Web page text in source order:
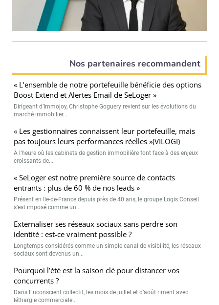
Nos partenaires recommandent
« L’ensemble de notre portefeuille bénéficie des options
Boost Extend et Alertes Email de SeLoger »
Dirigeant d’Immojoy, Christophe Goguery revient sur les évolutions du
marché immobilier...
« Les gestionnaires connaissent leur portefeuille, mais
pas toujours leurs performances réelles »(VILOGI)
A l’heure où les cabinets de gestion immobilière font face à des enjeux
croissants de...
« SeLoger est notre première source de contacts
entrants : plus de 60 % de nos leads »
Présent en Ile-de-France depuis près de 40 ans, le groupe Logis Conseil
s’est imposé comme un...
Externaliser ses réseaux sociaux sans perdre son
identité : est-ce vraiment possible ?
Longtemps considérés comme un simple canal de visibilité, les réseaux
sociaux sont devenus un...
Pourquoi l’été est la saison clé pour distancer vos
concurrents ?
Dans l’inconscient collectif, les mois de juillet et d’août riment avec
léthargie commerciale...